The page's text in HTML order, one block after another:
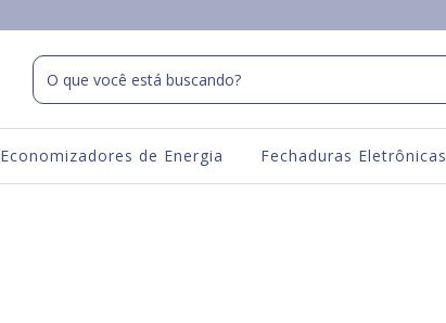
Economizadores de Energia Fechaduras Eletrônicas